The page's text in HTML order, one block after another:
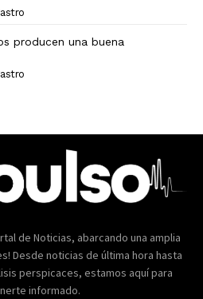
producen una buena
de Noticias, abarcando una amplia
Desde noticias de última hora hasta
perspicaces, estamos aquí para
informado.